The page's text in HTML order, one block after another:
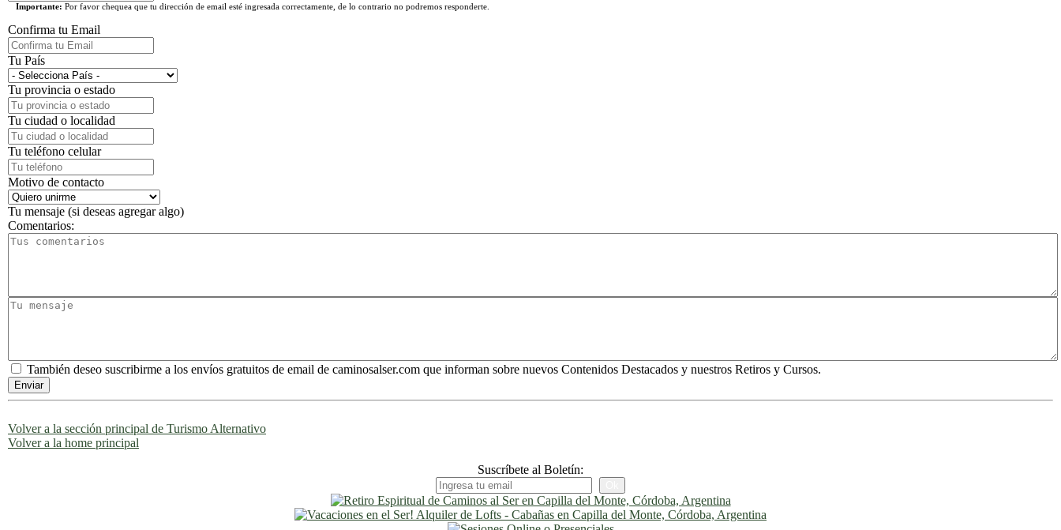
Importante: Por favor chequea que tu dirección de email esté ingresada correctamente, de lo contrario no podremos responderte.
Confirma tu Email
Tu País
Tu provincia o estado
Tu ciudad o localidad
Tu teléfono celular
Motivo de contacto
Tu mensaje (si deseas agregar algo)
Comentarios:
También deseo suscribirme a los envíos gratuitos de email de caminosalser.com que informan sobre nuevos Contenidos Destacados y nuestros Retiros y Cursos.
Volver a la sección principal de Turismo Alternativo
Volver a la home principal
Suscríbete al Boletín: